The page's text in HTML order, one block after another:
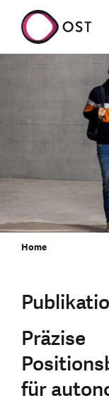
Home
Präzise
für